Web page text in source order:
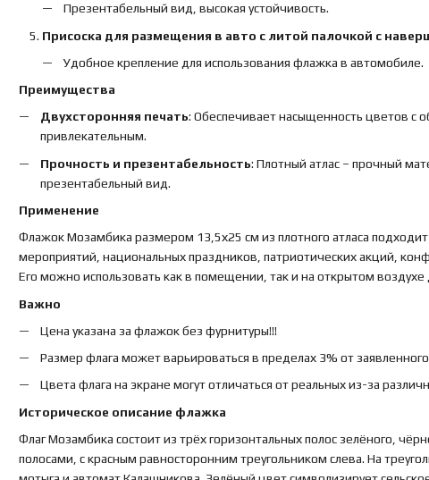
Презентабельный вид, высокая устойчивость.
Присоска для размещения в авто с литой палочкой с
Удобное крепление для использования флажка в автомобиле.
Преимущества
Двухсторонняя печать: Обеспечивает насыщенность цветов с
привлекательным.
Прочность и презентабельность: Плотный атлас – прочный
презентабельный вид.
Применение
Флажок Мозамбика размером 13,5х25 см из плотного атласа
мероприятий, национальных праздников, патриотических акций,
Его можно использовать как в помещении, так и на открытом воздухе
Важно
Цена указана за флажок без фурнитуры!!!
Размер флага может варьироваться в пределах 3% от
Цвета флага на экране могут отличаться от реальных из-за
Историческое описание флажка
Флаг Мозамбика состоит из трёх горизонтальных полос зелёного,
полосами, с красным равносторонним треугольником слева. На